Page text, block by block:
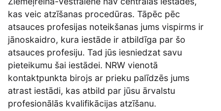
kas veic atzīšanas procedūras. Tāpēc pēc
atsauces profesijas noteikšanas jums vispirms ir
jānoskaidro, kura iestāde ir atbildīga par šo
atsauces profesiju. Tad jūs iesniedzat savu
pieteikumu šai iestādei. NRW vienotā
kontaktpunkta birojs ar prieku palīdzēs jums
atrast iestādi, kas atbild par jūsu ārvalstu
profesionālās kvalifikācijas atzīšanu.